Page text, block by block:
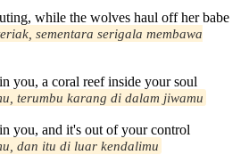
while the wolves haul off her babe
sementara serigala membawa
you, a coral reef inside your soul
terumbu karang di dalam jiwamu
you, and it's out of your control
dan itu di luar kendalimu